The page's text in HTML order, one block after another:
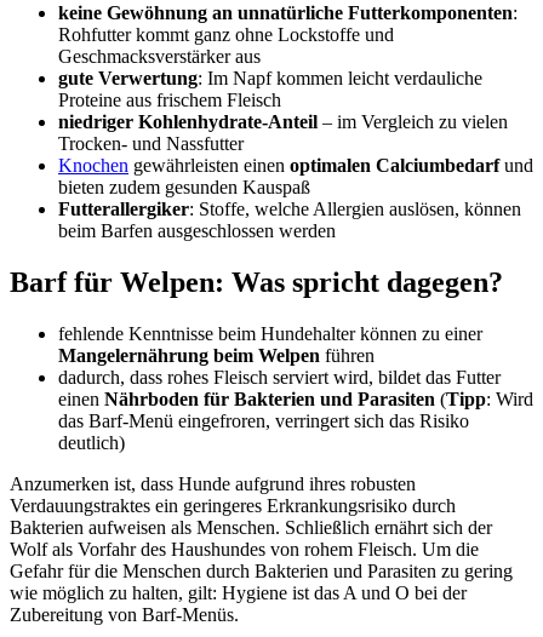
keine Gewöhnung an unnatürliche Futterkomponenten:
Rohfutter kommt ganz ohne Lockstoffe und
Geschmacksverstärker aus
gute Verwertung: Im Napf kommen leicht verdauliche
Proteine aus frischem Fleisch
niedriger Kohlenhydrate-Anteil – im Vergleich zu vielen
Trocken- und Nassfutter
Knochen gewährleisten einen optimalen Calciumbedarfund
bieten zudem gesunden Kauspaß
Futterallergiker: Stoffe, welche Allergien auslösen, können
beim Barfen ausgeschlossen werden
Barf für Welpen: Was spricht dagegen?
fehlende Kenntnisse beim Hundehalter können zu einer
Mangelernährung beim Welpen führen
dadurch, dass rohes Fleisch serviert wird, bildet das Futter
einen Nährboden für Bakterien und Parasiten (Tipp: Wird
das Barf-Menü eingefroren, verringert sich das Risiko
deutlich)
Anzumerken ist, dass Hunde aufgrund ihres robusten
Verdauungstraktes ein geringeres Erkrankungsrisiko durch
Bakterien aufweisen als Menschen. Schließlich ernährt sich der
Wolf als Vorfahr des Haushundes von rohem Fleisch. Um die
Gefahr für die Menschen durch Bakterien und Parasiten zu gering
wie möglich zu halten, gilt: Hygiene ist das A und O bei der
Zubereitung von Barf-Menüs.